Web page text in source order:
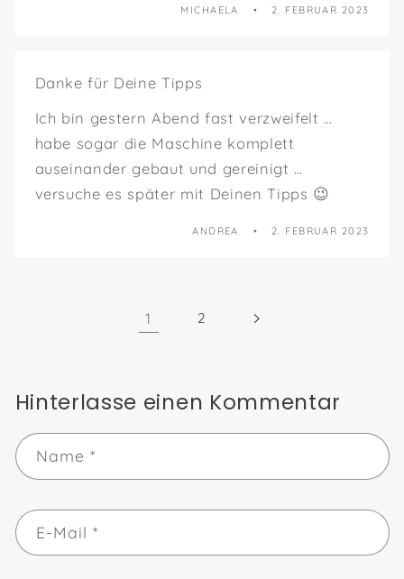
MICHAELA 2. FEBRUAR 2023
Danke für Deine Tipps
Ich bin gestern Abend fast verzweifelt …
habe sogar die Maschine komplett
auseinander gebaut und gereinigt …
versuche es später mit Deinen Tipps 😉
ANDREA 2. FEBRUAR 2023
1 2
Hinterlasse einen Kommentar
Name *
E-Mail*